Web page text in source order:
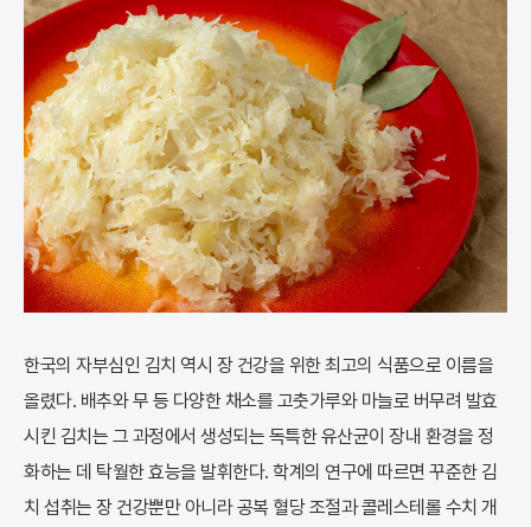
한국의 자부심인 김치 역시 장 건강을 위한 최고의 식품으로 이름을
올렸다. 배추와 무 등 다양한 채소를 고춧가루와 마늘로 버무려 발효
시킨 김치는 그 과정에서 생성되는 독특한 유산균이 장내 환경을 정
화하는 데 탁월한 효능을 발휘한다. 학계의 연구에 따르면 꾸준한 김
치 섭취는 장 건강뿐만 아니라 공복 혈당 조절과 콜레스테롤 수치 개